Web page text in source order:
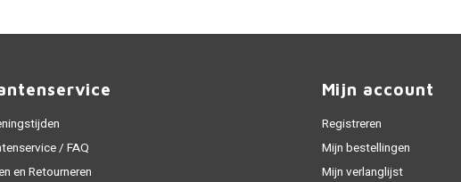
/ FAQ
en Retourneren
Mijn account
Registreren
Mijn bestellingen
Mijn verlanglijst